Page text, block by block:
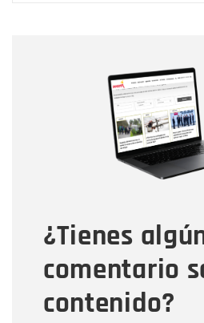
¿Tienes
comentario
contenido?
Correo electrónico
Tipo de comentario
Mensaje